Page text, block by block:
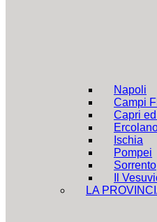
Napoli
Campi
Capri
Ischia
Pompei
Sorrento
Il
LA